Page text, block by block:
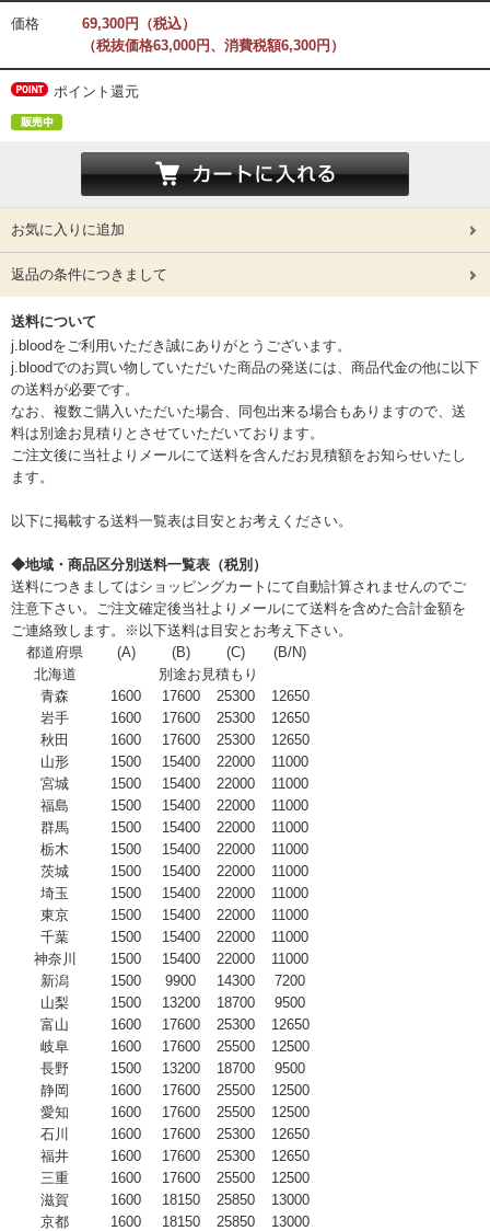
価格
69,300円（税込）
（税抜価格63,000円、消費税額6,300円）
ポイント還元
お気に入りに追加
返品の条件につきまして
送料について
j.bloodをご利用いただき誠にありがとうございます。
j.bloodでのお買い物していただいた商品の発送には、商品代金の他に以下
の送料が必要です。
なお、複数ご購入いただいた場合、同包出来る場合もありますので、送
料は別途お見積りとさせていただいております。
ご注文後に当社よりメールにて送料を含んだお見積額をお知らせいたし
ます。
以下に掲載する送料一覧表は目安とお考えください。
◆地域・商品区分別送料一覧表（税別）
送料につきましてはショッピングカートにて自動計算されませんのでご
注意下さい。ご注文確定後当社よりメールにて送料を含めた合計金額を
ご連絡致します。※以下送料は目安とお考え下さい。
都道府県
(A) (B) (C)
(B/N)
北海道
別途お見積もり
青森
1600 17600 25300
12650
岩手
1600 17600 25300
12650
秋田
1600 17600 25300
12650
山形
1500 15400 22000
11000
宮城
1500 15400 22000
11000
福島
1500 15400 22000
11000
群馬
1500 15400 22000
11000
栃木
1500 15400 22000
11000
茨城
1500 15400 22000
11000
埼玉
1500 15400 22000
11000
東京
1500 15400 22000
11000
千葉
1500 15400 22000
11000
神奈川
1500 15400 22000
11000
新潟
1500 9900 14300
7200
山梨
1500 13200 18700
9500
富山
1600 17600 25300
12650
岐阜
1600 17600 25500
12500
長野
1500 13200 18700
9500
静岡
1600 17600 25500
12500
愛知
1600 17600 25500
12500
石川
1600 17600 25300
12650
福井
1600 17600 25300
12650
三重
1600 17600 25500
12500
滋賀
1600 18150 25850
13000
京都
1600 18150 25850
13000